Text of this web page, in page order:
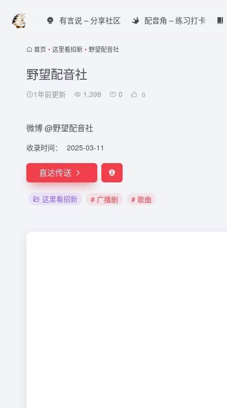
有言说 – 分享社区 配音角 – 练习打卡
首页 • 这里看招新 • 野望配音社
野望配音社
1年前更新 1,398 0 0
微博 @野望配音社
收录时间： 2025-03-11
直达传送
这里看招新 # 广播剧 # 歌曲